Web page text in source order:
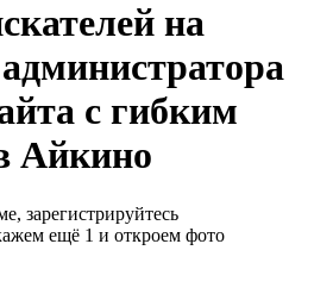
на
с гибким
Айкино
зарегистрируйтесь
ещё 1 и откроем фото